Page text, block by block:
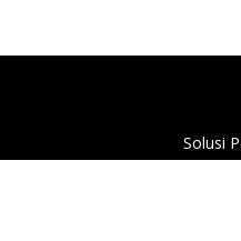
Solusi